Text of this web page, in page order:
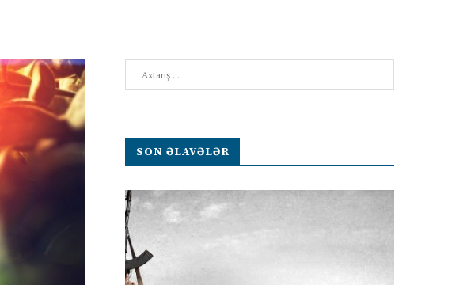
SON ƏLAVƏLƏR